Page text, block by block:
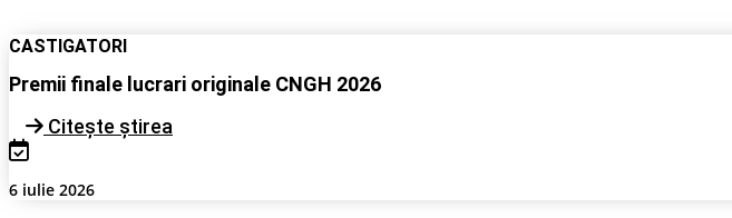
CASTIGATORI
Premii finale lucrari originale CNGH 2026
Citește știrea
6 iulie 2026